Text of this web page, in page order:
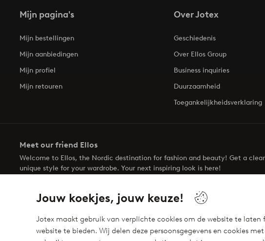
Jouw koekjes, jouw keuze!
Jotex maakt gebruik van verplichte cookies om de website te
website te bieden. Wij delen deze persoonsgegevens en cookies
Mijn pagina's
Mijn bestellingen
Mijn aanbiedingen
Mijn profiel
Mijn retouren
Over Jotex
Geschiedenis
Over Ellos Group
Business inquiries
Duurzaamheid
Toegankelijkheidsverklaring
Meet our friend Ellos
Welcome to Ellos, the Nordic destination for fashion and beauty! Get a
unique style for your wardrobe. Your next inspiring look is here!
Veilig betalen - Nu betalen of opsplitsen